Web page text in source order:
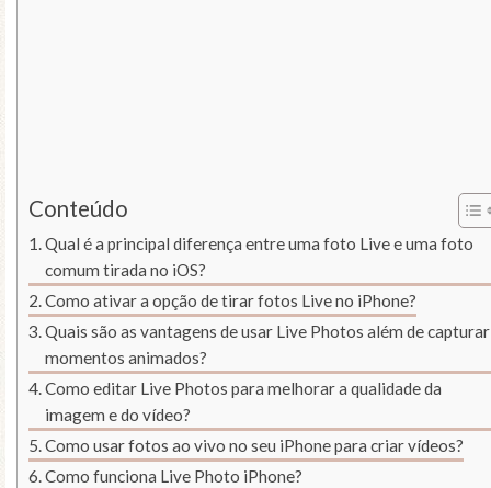
Conteúdo
Qual é a principal diferença entre uma foto Live e uma foto
comum tirada no iOS?
Como ativar a opção de tirar fotos Live no iPhone?
Quais são as vantagens de usar Live Photos além de capturar
momentos animados?
Como editar Live Photos para melhorar a qualidade da
imagem e do vídeo?
Como usar fotos ao vivo no seu iPhone para criar vídeos?
Como funciona Live Photo iPhone?